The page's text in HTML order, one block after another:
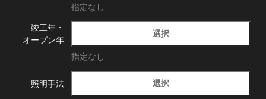
指定なし
竣工年・
オープン年
選択
指定なし
照明手法 選択